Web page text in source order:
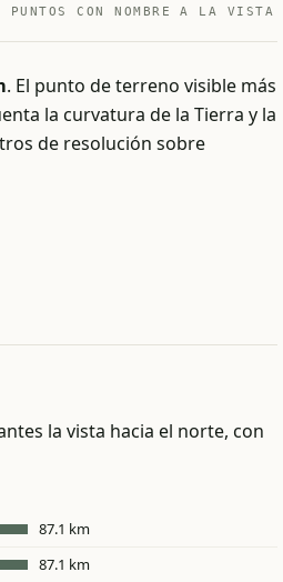
PUNTOS CON NOMBRE A LA VISTA
. El punto de terreno visible más
la curvatura de la Tierra y la
de resolución sobre
la vista hacia el norte, con
87.1 km
87.1 km